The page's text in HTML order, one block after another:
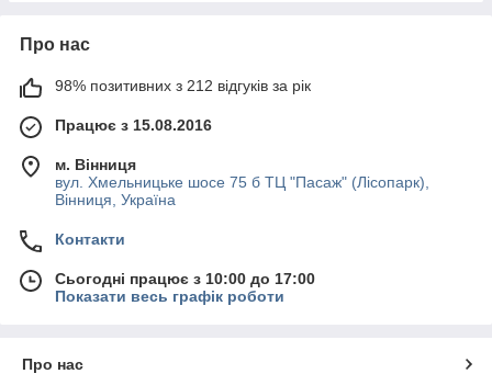
Про нас
98% позитивних з 212 відгуків за рік
Працює з 15.08.2016
м. Вінниця
вул. Хмельницьке шосе 75 б ТЦ "Пасаж" (Лісопарк),
Вінниця, Україна
Контакти
Сьогодні працює з 10:00 до 17:00
Показати весь графік роботи
Про нас